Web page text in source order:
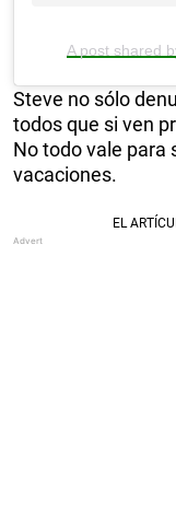
A post shared
Steve no sólo
todos que si ven
No todo vale para
vacaciones.